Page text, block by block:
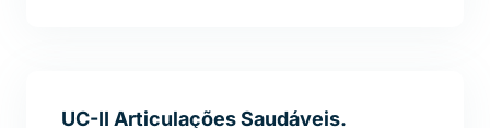
UC-II Articulações Saudáveis.